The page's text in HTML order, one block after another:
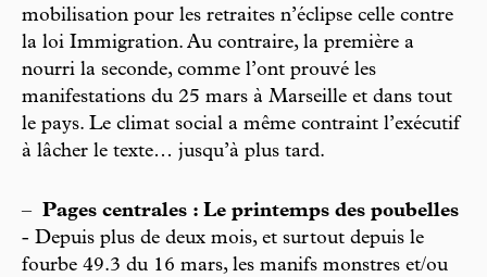
mobilisation pour les retraites n’éclipse celle contre
la loi Immigration. Au contraire, la première a
nourri la seconde, comme l’ont prouvé les
manifestations du 25 mars à Marseille et dans tout
le pays. Le climat social a même contraint l’exécutif
à lâcher le texte… jusqu’à plus tard.
– Pages centrales : Le printemps des poubelles
- Depuis plus de deux mois, et surtout depuis le
fourbe 49.3 du 16 mars, les manifs monstres et/ou